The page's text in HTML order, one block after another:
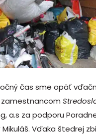
čas sme opäť
a.s za podporu
Mikuláš. Vďaka štedrej